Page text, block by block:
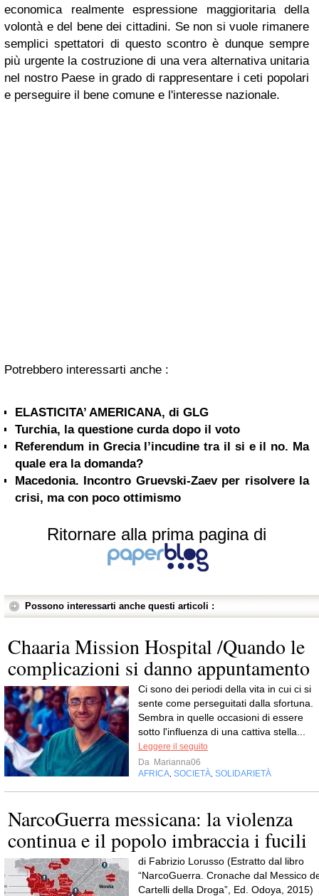
economica realmente espressione maggioritaria della
volontà e del bene dei cittadini. Se non si vuole rimanere
semplici spettatori di questo scontro è dunque sempre
più urgente la costruzione di una vera alternativa unitaria
nel nostro Paese in grado di rappresentare i ceti popolari
e perseguire il bene comune e l'interesse nazionale.
Potrebbero interessarti anche :
ELASTICITA’ AMERICANA, di GLG
Turchia, la questione curda dopo il voto
Referendum in Grecia l’incudine tra il si e il no. Ma
quale era la domanda?
Macedonia. Incontro Gruevski-Zaev per risolvere la
crisi, ma con poco ottimismo
Ritornare alla prima pagina di
Possono interessarti anche questi articoli :
Chaaria Mission Hospital /Quando le
complicazioni si danno appuntamento
Ci sono dei periodi della vita in cui ci si
sente come perseguitati dalla sfortuna.
Sembra in quelle occasioni di essere
sotto l'influenza di una cattiva stella...
Leggere il seguito
Da Marianna06
AFRICA SOCIETÀ SOLIDARIETÀ
NarcoGuerra messicana: la violenza
continua e il popolo imbraccia i fucili
di Fabrizio Lorusso (Estratto dal libro
“NarcoGuerra. Cronache dal Messico
Cartelli della Droga”, Ed. Odoya, 2015)